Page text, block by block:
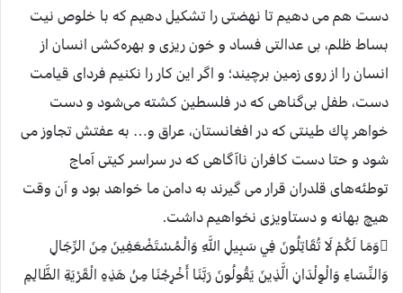
دست هم می دهيم تا نهضتی را تشكيل دهيم كه با خلوص نيت
بساط ظلم، بی عدالتی فساد و خون ريزی و بهره‌كشی انسان از
انسان را از روی زمين برچيند؛ و اگر اين كار را نكنيم فردای قيامت
دست، طفل بی‌گناهی كه در فلسطين كشته می‌شود و دست
خواهر پاك طينتی كه در افغانستان، عراق و… به عفتش تجاوز می
شود و حتا دست كافران ناآگاهی كه در سراسر كيتی آماج
توطئه‌های قلدران قرار می گيرند به دامن ما خواهد بود و آن وقت
هيچ بهانه و دستاويزی نخواهيم داشت.
وَمَا لَكُمْ لَا تُقَاتِلُونَ فِي سَبِيلِ اللَّهِ وَالْمُسْتَضْعَفِينَ مِنَ الرِّجَالِ
وَالنِّسَاءِ وَالْوِلْدَانِ الَّذِينَ يَقُولُونَ رَبَّنَا أَخْرِجْنَا مِنْ هَذِهِ الْقَرْيَةِ الظَّالِمِ